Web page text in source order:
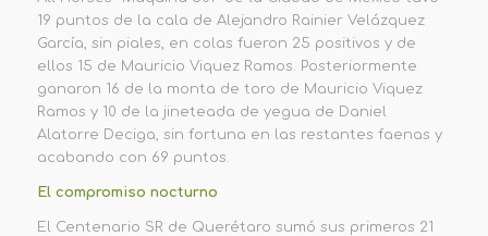
19 puntos de la cala de Alejandro Rainier Velázquez
García, sin piales, en colas fueron 25 positivos y de
ellos 15 de Mauricio Viquez Ramos. Posteriormente
ganaron 16 de la monta de toro de Mauricio Viquez
Ramos y 10 de la jineteada de yegua de Daniel
Alatorre Deciga, sin fortuna en las restantes faenas y
acabando con 69 puntos
El compromiso nocturno
El Centenario SR de Querétaro sumó sus primeros 21